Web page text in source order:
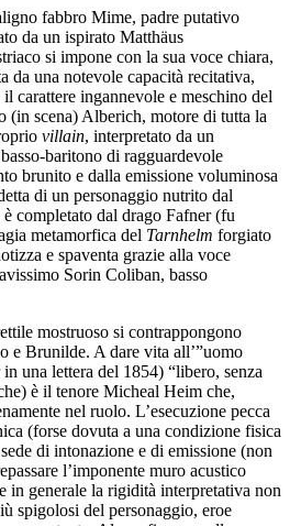
fabbro Mime, padre putativo
da un ispirato Matthäus
si impone con la sua voce chiara,
da una notevole capacità recitativa,
carattere ingannevole e meschino del
(in scena) Alberich, motore di tutta la
villain, interpretato da un
baritono di ragguardevole
brunito e dalla emissione voluminosa
di un personaggio nutrito dal
completato dal drago Fafner (fu
metamorfica del Tarnhelm forgiato
e spaventa grazie alla voce
Sorin Coliban, basso
mostruoso si contrappongono
e Brunilde. A dare vita all’”uomo
una lettera del 1854) “libero, senza
è il tenore Micheal Heim che,
nel ruolo. L’esecuzione pecca
(forse dovuta a una condizione fisica
di intonazione e di emissione (non
l’imponente muro acustico
in generale la rigidità interpretativa non
spigolosi del personaggio, eroe